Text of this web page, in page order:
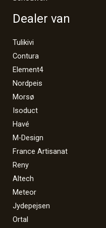
Dealer van
Tulikivi
Contura
Element4
Nordpeis
Morsø
Isoduct
Havé
M-Design
France Artisanat
Reny
Altech
Meteor
Jydepejsen
Ortal